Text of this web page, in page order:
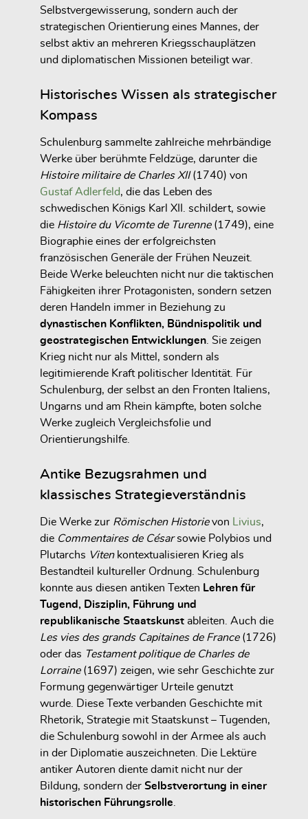
Selbstvergewisserung, sondern auch der
strategischen Orientierung eines Mannes, der
selbst aktiv an mehreren Kriegsschauplätzen
und diplomatischen Missionen beteiligt war.
Historisches Wissen als strategischer
Kompass
Schulenburg sammelte zahlreiche mehrbändige
Werke über berühmte Feldzüge, darunter die
Histoire militaire de Charles XII(1740) von
Gustaf Adlerfeld, die das Leben des
schwedischen Königs Karl XII. schildert, sowie
die Histoire du Vicomte de Turenne(1749), eine
Biographie eines der erfolgreichsten
französischen Generäle der Frühen Neuzeit.
Beide Werke beleuchten nicht nur die taktischen
Fähigkeiten ihrer Protagonisten, sondern setzen
deren Handeln immer in Beziehung zu
dynastischen Konflikten, Bündnispolitik und
geostrategischen Entwicklungen . Sie zeigen
Krieg nicht nur als Mittel, sondern als
legitimierende Kraft politischer Identität. Für
Schulenburg, der selbst an den Fronten Italiens,
Ungarns und am Rhein kämpfte, boten solche
Werke zugleich Vergleichsfolie und
Orientierungshilfe.
Antike Bezugsrahmen und
klassisches Strategieverständnis
Die Werke zur Römischen Historievon Livius,
die Commentaires de Césarsowie Polybios und
Plutarchs Vitenkontextualisieren Krieg als
Bestandteil kultureller Ordnung. Schulenburg
konnte aus diesen antiken Texten Lehren für
Tugend, Disziplin, Führung und
republikanische Staatskunst ableiten. Auch die
Les vies des grands Capitaines de France(1726)
oder das Testament politique de Charles de
Lorraine(1697) zeigen, wie sehr Geschichte zur
Formung gegenwärtiger Urteile genutzt
wurde. Diese Texte verbanden Geschichte mit
Rhetorik, Strategie mit Staatskunst – Tugenden,
die Schulenburg sowohl in der Armee als auch
in der Diplomatie auszeichneten. Die Lektüre
antiker Autoren diente damit nicht nur der
Bildung, sondern der Selbstverortung in einer
historischen Führungsrolle